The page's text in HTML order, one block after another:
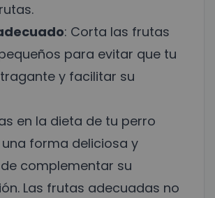
: Corta las frutas
para evitar que tu
y facilitar su
en la dieta de tu perro
forma deliciosa y
complementar su
Las frutas adecuadas no